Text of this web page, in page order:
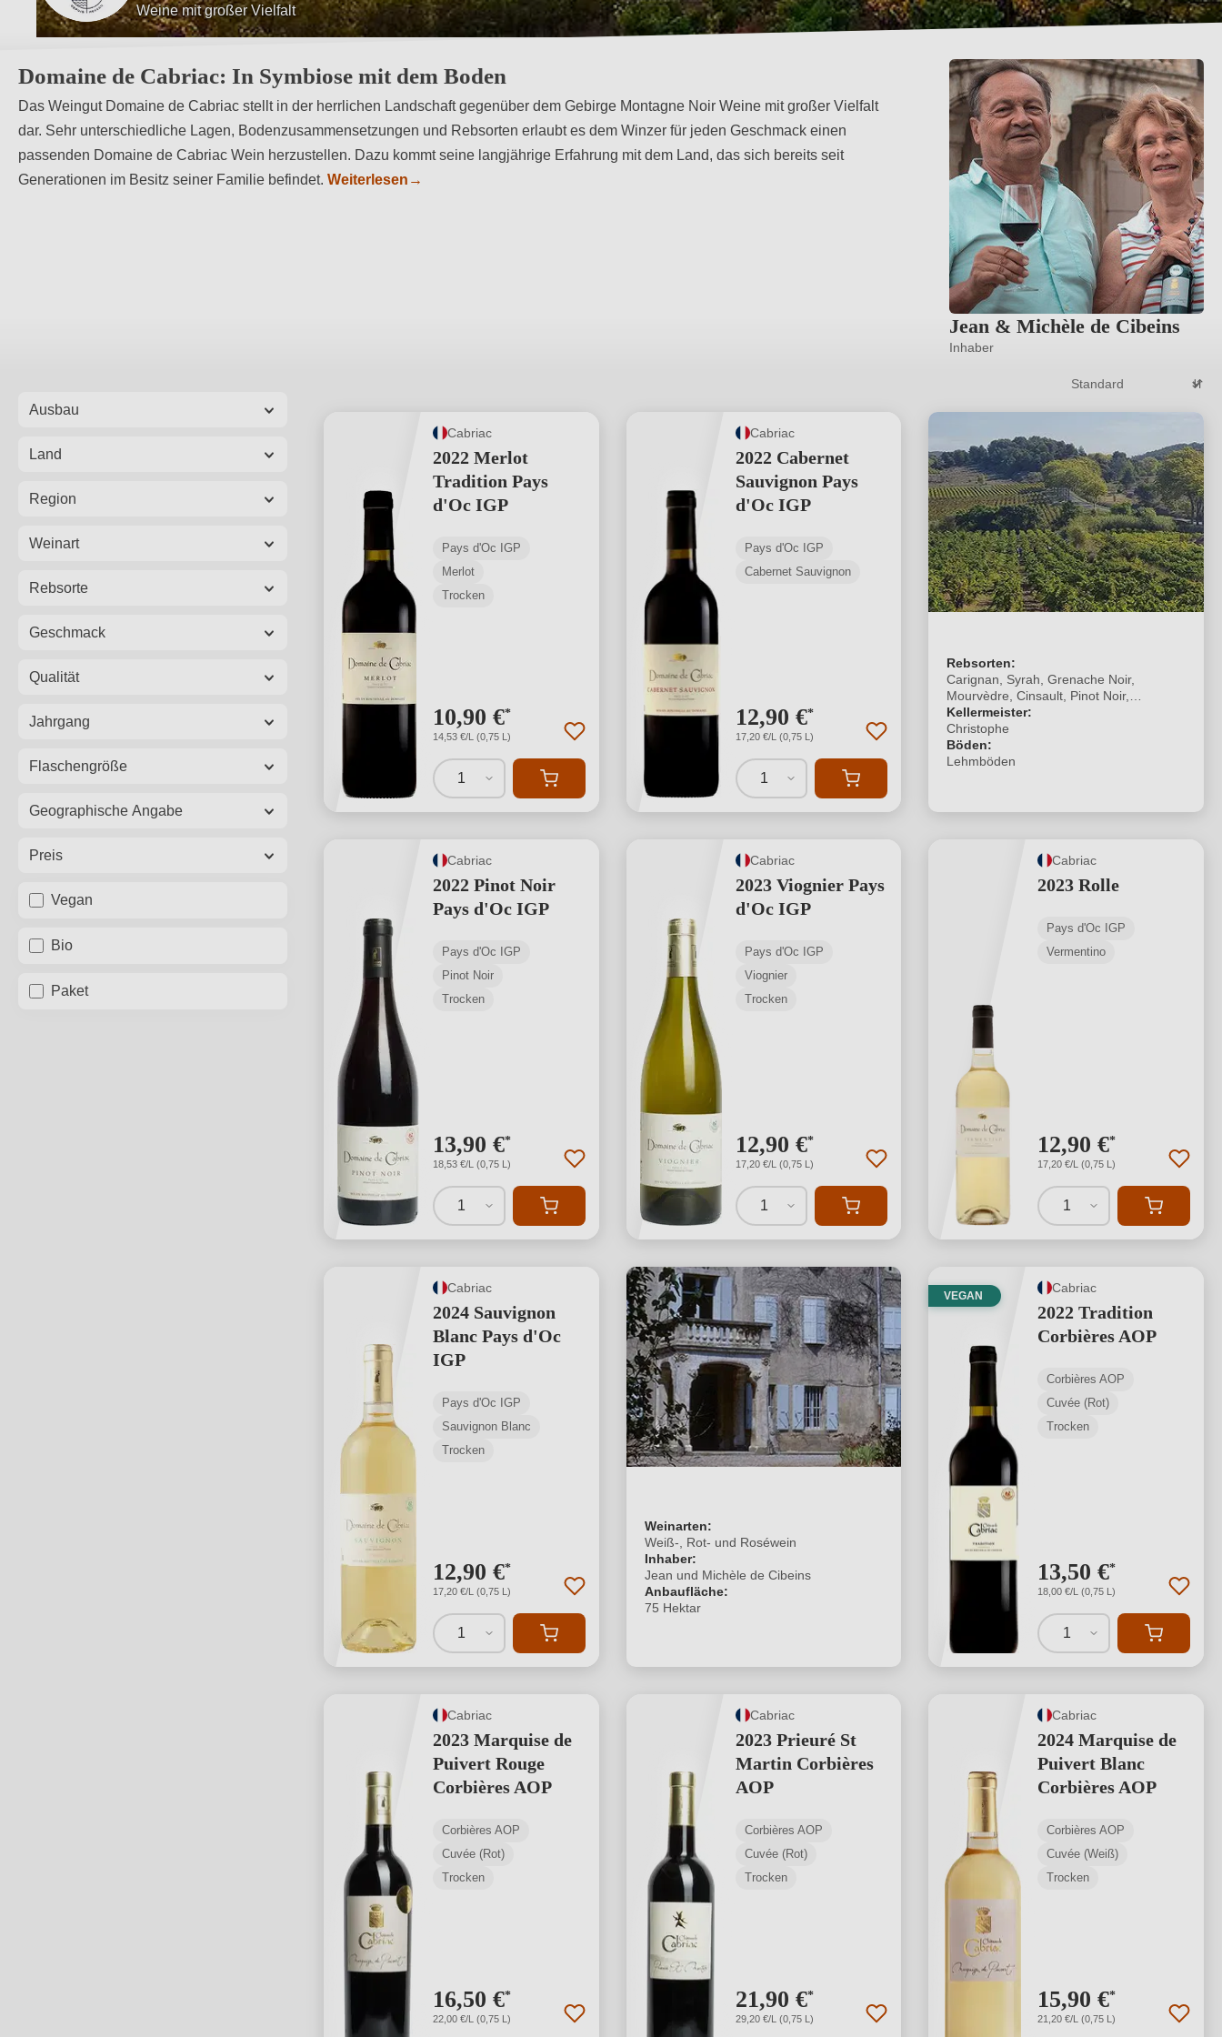
Respekt gegenüber der Natur
Domaine de Cabriac: In Symbiose mit dem Boden
Das Weingut Domaine de Cabriac stellt in der herrlichen Landschaft gegenüber dem Gebirge Montagne Noir Weine mit großer Vielfalt
dar. Sehr unterschiedliche Lagen, Bodenzusammensetzungen und Rebsorten erlaubt es dem Winzer für jeden Geschmack einen
passenden Domaine de Cabriac Wein herzustellen. Dazu kommt seine langjährige Erfahrung mit dem Land, das sich bereits seit
Generationen im Besitz seiner Familie befindet. Weiterlesen →
Jean & Michèle de Cibeins
Inhaber
Ausbau
Land
Region
Weinart
Rebsorte
Geschmack
Qualität
Jahrgang
Flaschengröße
Geographische Angabe
Preis
Vegan
Bio
Paket
Cabriac
2022 Merlot
Tradition Pays
d'Oc IGP
Pays d'Oc IGP
Merlot
Trocken
10,90 €*
14,53 €/L (0,75 L)
1
Cabriac
2022 Cabernet
Sauvignon Pays
d'Oc IGP
Pays d'Oc IGP
Cabernet Sauvignon
12,90 €*
17,20 €/L (0,75 L)
1
Rebsorten:
Carignan, Syrah, Grenache Noir,
Mourvèdre, Cinsault, Pinot Noir,
Marselan, Merlot, Cabernet Sauvignon,
Rolle, Roussanne, Grenache Blanc,
Viognier, Sauvignon Blanc
Kellermeister:
Christophe
Böden:
Lehmböden
Cabriac
2022 Pinot Noir
Pays d'Oc IGP
Pays d'Oc IGP
Pinot Noir
Trocken
13,90 €*
18,53 €/L (0,75 L)
1
Cabriac
2023 Viognier Pays
d'Oc IGP
Pays d'Oc IGP
Viognier
Trocken
12,90 €*
17,20 €/L (0,75 L)
1
Cabriac
2023 Rolle
Pays d'Oc IGP
Vermentino
12,90 €*
17,20 €/L (0,75 L)
1
Cabriac
2024 Sauvignon
Blanc Pays d'Oc
IGP
Pays d'Oc IGP
Sauvignon Blanc
Trocken
12,90 €*
17,20 €/L (0,75 L)
1
Weinarten:
Weiß-, Rot- und Roséwein
Inhaber:
Jean und Michèle de Cibeins
Anbaufläche:
75 Hektar
VEGAN
Cabriac
2022 Tradition
Corbières AOP
Corbières AOP
Cuvée (Rot)
Trocken
13,50 €*
18,00 €/L (0,75 L)
1
Cabriac
2023 Marquise de
Puivert Rouge
Corbières AOP
Corbières AOP
Cuvée (Rot)
Trocken
16,50 €*
22,00 €/L (0,75 L)
Cabriac
2023 Prieuré St
Martin Corbières
AOP
Corbières AOP
Cuvée (Rot)
Trocken
21,90 €*
29,20 €/L (0,75 L)
Cabriac
2024 Marquise de
Puivert Blanc
Corbières AOP
Corbières AOP
Cuvée (Weiß)
Trocken
15,90 €*
21,20 €/L (0,75 L)